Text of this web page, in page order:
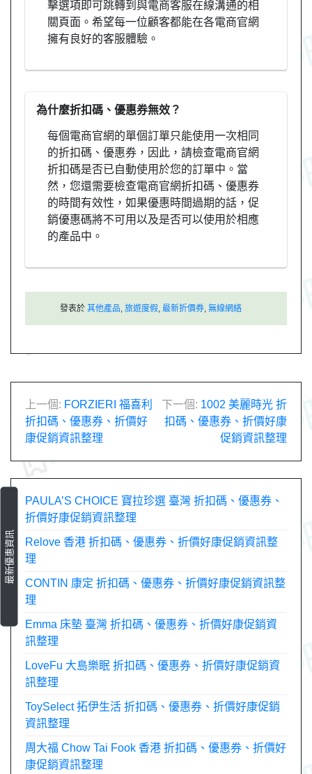
擊選項即可跳轉到與電商客服在線溝通的相
關頁面。希望每一位顧客都能在各電商官網
擁有良好的客服體驗。
為什麼折扣碼、優惠券無效？
每個電商官網的單個訂單只能使用一次相同
的折扣碼、優惠券，因此，請檢查電商官網
折扣碼是否已自動使用於您的訂單中。當
然，您還需要檢查電商官網折扣碼、優惠券
的時間有效性，如果優惠時間過期的話，促
銷優惠碼將不可用以及是否可以使用於相應
的產品中。
發表於 其他產品 旅遊度假 最新折價券 無線網絡
文
章
導
上一個: FORZIERI 福喜利
折扣碼、優惠券、折價好
康促銷資訊整理
下一個: 1002 美麗時光 折
扣碼、優惠券、折價好康
促銷資訊整理
最新優惠資訊
PAULA’S CHOICE 寶拉珍選 臺灣 折扣碼、優惠券、
折價好康促銷資訊整理
Relove 香港 折扣碼、優惠券、折價好康促銷資訊整
理
CONTIN 康定 折扣碼、優惠券、折價好康促銷資訊整
理
Emma 床墊 臺灣 折扣碼、優惠券、折價好康促銷資
訊整理
LoveFu 大島樂眠 折扣碼、優惠券、折價好康促銷資
訊整理
ToySelect 拓伊生活 折扣碼、優惠券、折價好康促銷
資訊整理
周大福 Chow Tai Fook 香港 折扣碼、優惠券、折價好
康促銷資訊整理